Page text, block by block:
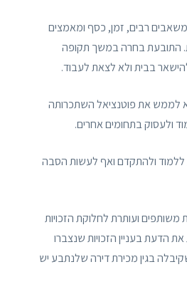
רבים, זמן, כסף ומאמצים
התובעת בחרה במשך תקופה
בבית ולא לצאת לעבוד.
לממש את פוטנציאל השתכרותה
ולעסוק בתחומים אחרים.
ולהתקדם ואף לעשות הסבה
ועותרת לחלוקת הזכויות
הדעת בעניין הזכויות שנצברו
בגין מכירת דירה שלנתבע יש